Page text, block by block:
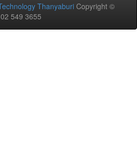
Thanyaburi Copyright ©
02 549 3655